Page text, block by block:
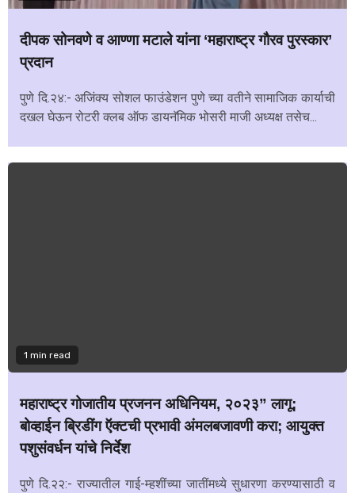
दीपक सोनवणे व आण्णा मटाले यांना ‘महाराष्ट्र गौरव पुरस्कार’
प्रदान
पुणे दि.२४:- अजिंक्य सोशल फाउंडेशन पुणे च्या वतीने सामाजिक कार्याची
दखल घेऊन रोटरी क्लब ऑफ डायनॅमिक भोसरी माजी अध्यक्ष तसेच...
1 min read
महाराष्ट्र गोजातीय प्रजनन अधिनियम, २०२३” लागू;
बोव्हाईन ब्रिडींग ऍक्टची प्रभावी अंमलबजावणी करा; आयुक्त
पशुसंवर्धन यांचे निर्देश
पुणे दि.२२:- राज्यातील गाई-म्हशींच्या जातींमध्ये सुधारणा करण्यासाठी व